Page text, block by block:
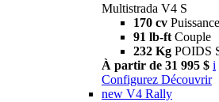
Multistrada V4 S
170 cv Puissance
91 lb-ft Couple
232 Kg POIDS
À partir de 31 995 $ i
Configurez Découvrir
new V4 Rally